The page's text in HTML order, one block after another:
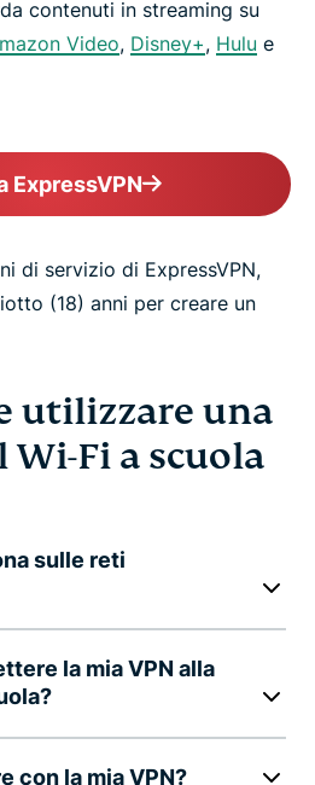
contenuti in streaming su
Video, Disney+, Hulu e
ExpressVPN
di servizio di ExpressVPN,
(18) anni per creare un
utilizzare una
Wi-Fi a scuola
sulle reti
la mia VPN alla
con la mia VPN?